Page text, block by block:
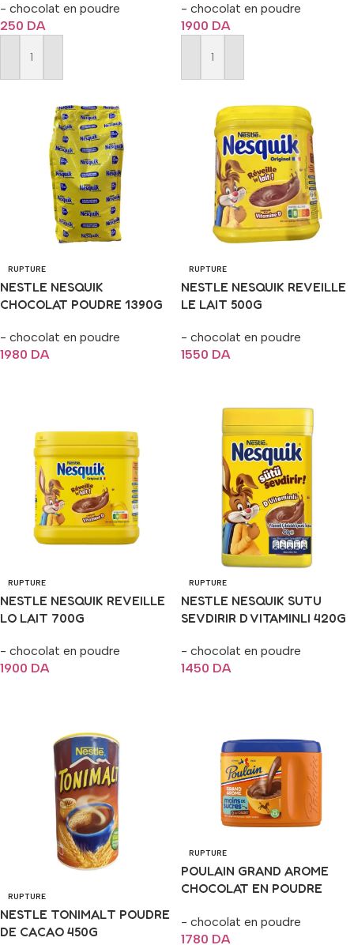
- chocolat en poudre
250 DA
Ajouter Au Panier
- chocolat en poudre
1900 DA
Ajouter Au Panier
RUPTURE
NESTLE NESQUIK
CHOCOLAT POUDRE 1390G
- chocolat en poudre
1980 DA
RUPTURE
NESTLE NESQUIK REVEILLE
LE LAIT 500G
- chocolat en poudre
1550 DA
RUPTURE
NESTLE NESQUIK REVEILLE
LO LAIT 700G
- chocolat en poudre
1900 DA
RUPTURE
NESTLE NESQUIK SUTU
SEVDIRIR D VITAMINLI 420G
- chocolat en poudre
1450 DA
RUPTURE
NESTLE TONIMALT POUDRE
DE CACAO 450G
RUPTURE
POULAIN GRAND AROME
CHOCOLAT EN POUDRE
- chocolat en poudre
1780 DA